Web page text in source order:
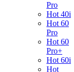
Pro
Hot 40i
Hot 60
Pro
Hot 60
Pro+
Hot 60i
Hot